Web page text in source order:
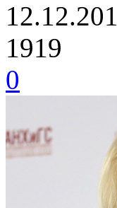
1919
0